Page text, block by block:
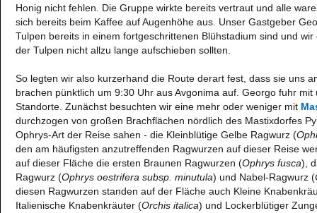
Honig nicht fehlen. Die Gruppe wirkte bereits vertraut und alle
sich bereits beim Kaffee auf Augenhöhe aus. Unser Gastgeber
Tulpen bereits in einem fortgeschrittenen Blühstadium sind und
der Tulpen nicht allzu lange aufschieben sollten.
So legten wir also kurzerhand die Route derart fest, dass sie uns
brachen pünktlich um 9:30 Uhr aus Avgonima auf. Georgo fuhr
Standorte. Zunächst besuchten wir eine mehr oder weniger mit
durchzogen von großen Brachflächen nördlich des Mastixdorfes
Ophrys-Art der Reise sahen - die Kleinblütige Gelbe Ragwurz (
den am häufigsten anzutreffenden Ragwurzen auf dieser Reise
auf dieser Fläche die ersten Braunen Ragwurzen (Ophrys fusca),
Ragwurz (Ophrys oestrifera subsp. minutula) und Nabel-Ragwurz (
diesen Ragwurzen standen auf der Fläche auch Kleine
Italienische Knabenkräuter (Orchis italica) und Lockerblütiger